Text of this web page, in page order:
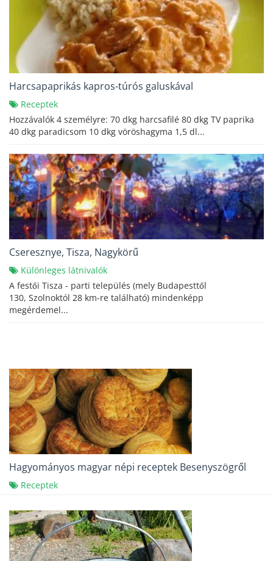
Harcsapaprikás kapros-túrós galuskával
Receptek
Hozzávalók 4 személyre: 70 dkg harcsafilé 80 dkg TV paprika
40 dkg paradicsom 10 dkg vöröshagyma 1,5 dl...
Cseresznye, Tisza, Nagykörű
Különleges látnivalók
A festői Tisza - parti település (mely Budapesttől
130, Szolnoktól 28 km-re található) mindenképp
megérdemel...
Hagyományos magyar népi receptek Besenyszögről
Receptek